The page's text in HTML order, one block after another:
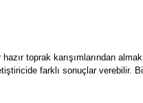
toprak karışımlarından
farklı sonuçlar verebilir.